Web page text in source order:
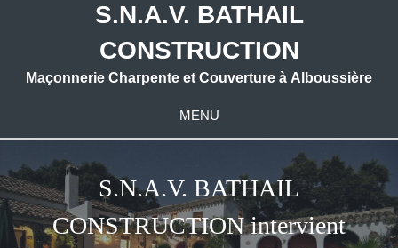
S.N.A.V. BATHAIL
CONSTRUCTION
Maçonnerie Charpente et Couverture à Alboussière
MENU
S.N.A.V. BATHAIL
CONSTRUCTION intervient